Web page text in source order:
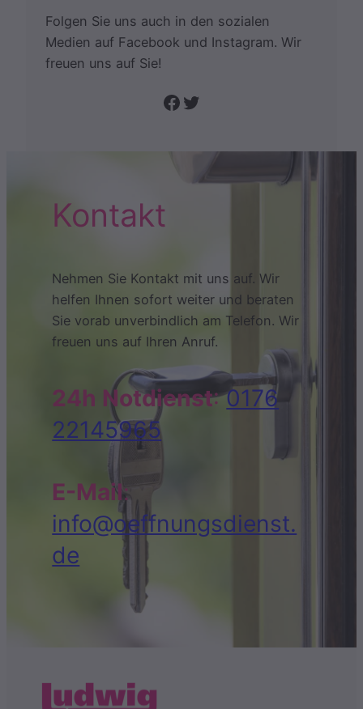
Folgen Sie uns auch in den sozialen
Medien auf Facebook und Instagram. Wir
freuen uns auf Sie!
Folge uns auf Facebook Twitter
Kontakt
Nehmen Sie Kontakt mit uns auf. Wir
helfen Ihnen sofort weiter und beraten
Sie vorab unverbindlich am Telefon. Wir
freuen uns auf Ihren Anruf.
24h Notdienst:0176
22145965
E-Mail:
info@oeffnungsdienst.
de